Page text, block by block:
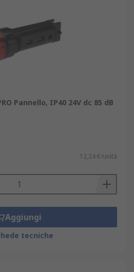
Pannello, IP40 24V dc 85 dB
12,24 €/unità
Aggiungi
tecniche